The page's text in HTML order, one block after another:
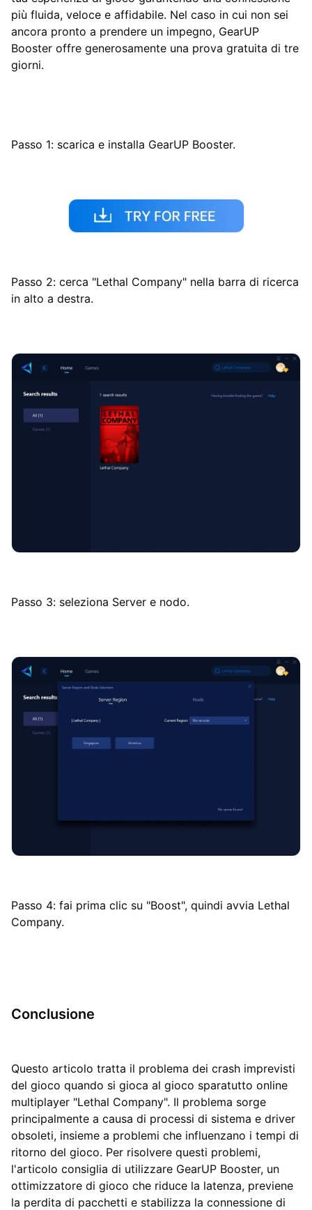
più fluida, veloce e affidabile. Nel caso in cui non sei
ancora pronto a prendere un impegno, GearUP
Booster offre generosamente una prova gratuita di tre
giorni.
Passo 1: scarica e installa GearUP Booster.
Passo 2: cerca "Lethal Company" nella barra di ricerca
in alto a destra.
Passo 3: seleziona Server e nodo.
Passo 4: fai prima clic su "Boost", quindi avvia Lethal
Company.
Conclusione
Questo articolo tratta il problema dei crash imprevisti
del gioco quando si gioca al gioco sparatutto online
multiplayer "Lethal Company". Il problema sorge
principalmente a causa di processi di sistema e driver
obsoleti, insieme a problemi che influenzano i tempi di
ritorno del gioco. Per risolvere questi problemi,
l'articolo consiglia di utilizzare GearUP Booster, un
ottimizzatore di gioco che riduce la latenza, previene
la perdita di pacchetti e stabilizza la connessione di